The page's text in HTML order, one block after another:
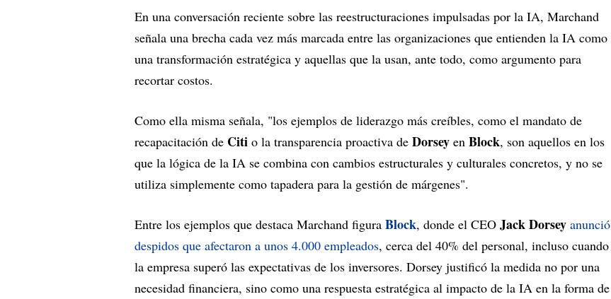
En una conversación reciente sobre las reestructuraciones impulsadas por la IA, Marchand
señala una brecha cada vez más marcada entre las organizaciones que entienden la IA como
una transformación estratégica y aquellas que la usan, ante todo, como argumento para
recortar costos.
Como ella misma señala, "los ejemplos de liderazgo más creíbles, como el mandato de
recapacitación de Citi o la transparencia proactiva de Dorsey en Block, son aquellos en los
que la lógica de la IA se combina con cambios estructurales y culturales concretos, y no se
utiliza simplemente como tapadera para la gestión de márgenes".
Entre los ejemplos que destaca Marchand figura Block, donde el CEO Jack Dorsey anunció
despidos que afectaron a unos 4.000 empleados, cerca del 40% del personal, incluso cuando
la empresa superó las expectativas de los inversores. Dorsey justificó la medida no por una
necesidad financiera, sino como una respuesta estratégica al impacto de la IA en la forma de